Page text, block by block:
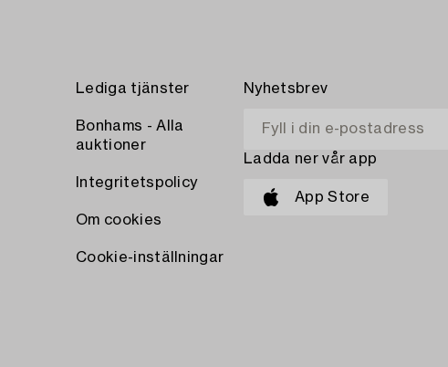
Lediga tjänster
Bonhams - Alla
auktioner
Integritetspolicy
Om cookies
Cookie-inställningar
Nyhetsbrev
Ladda ner vår app
App Store